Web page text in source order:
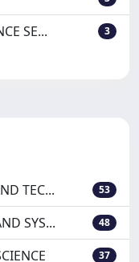
SE... 3
TEC... 53
SYS... 48
37